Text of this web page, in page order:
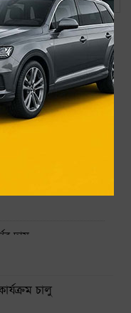
জনপ্রিয়
আরাকান আর্মি
ঢুকতে বিশৃঙ্খলা
দাম
নিহত ৭চালু